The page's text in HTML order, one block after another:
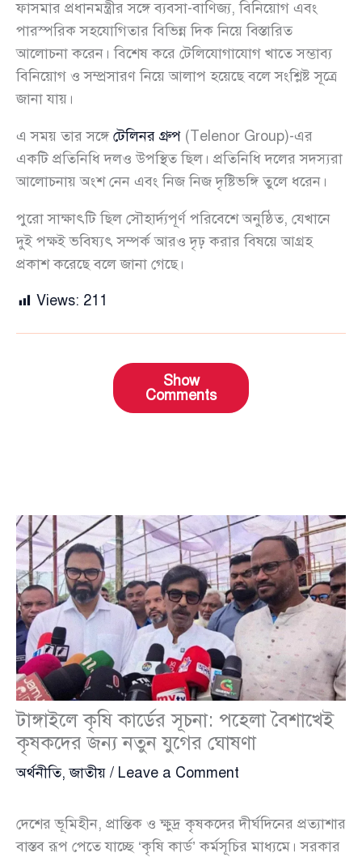
ফাসমার প্রধানমন্ত্রীর সঙ্গে ব্যবসা-বাণিজ্য, বিনিয়োগ এবং
পারস্পরিক সহযোগিতার বিভিন্ন দিক নিয়ে বিস্তারিত
আলোচনা করেন। বিশেষ করে টেলিযোগাযোগ খাতে সম্ভাব্য
বিনিয়োগ ও সম্প্রসারণ নিয়ে আলাপ হয়েছে বলে সংশ্লিষ্ট সূত্রে
জানা যায়।
এ সময় তার সঙ্গেটেলিনর গ্রুপ (Telenor Group)-এর
একটি প্রতিনিধি দলও উপস্থিত ছিল। প্রতিনিধি দলের সদস্যরা
আলোচনায় অংশ নেন এবং নিজ নিজ দৃষ্টিভঙ্গি তুলে ধরেন।
পুরো সাক্ষাৎটি ছিল সৌহার্দ্যপূর্ণ পরিবেশে অনুষ্ঠিত, যেখানে
দুই পক্ষই ভবিষ্যৎ সম্পর্ক আরও দৃঢ় করার বিষয়ে আগ্রহ
প্রকাশ করেছে বলে জানা গেছে।
Views: 211
Show
Comments
টাঙ্গাইলে কৃষি কার্ডের সূচনা: পহেলা বৈশাখেই
কৃষকদের জন্য নতুন যুগের ঘোষণা
অর্থনীতি,জাতীয় / Leave a Comment
দেশের ভূমিহীন, প্রান্তিক ও ক্ষুদ্র কৃষকদের দীর্ঘদিনের প্রত্যাশার
বাস্তব রূপ পেতে যাচ্ছে ‘কৃষি কার্ড’ কর্মসূচির মাধ্যমে। সরকার